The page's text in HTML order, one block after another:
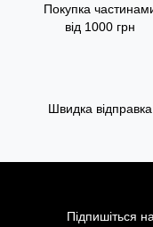
Покупка
від 1000 грн
Швидка відправка
Підпишіться